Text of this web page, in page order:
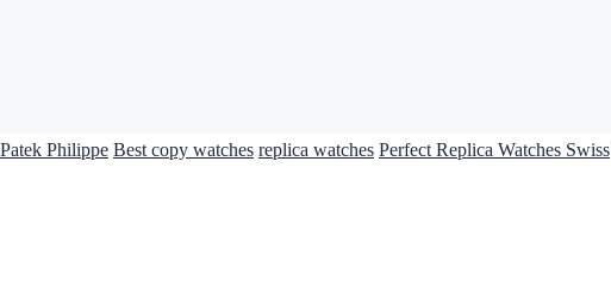
Patek Philippe Best copy watches replica watches Perfect Replica Watches Swiss